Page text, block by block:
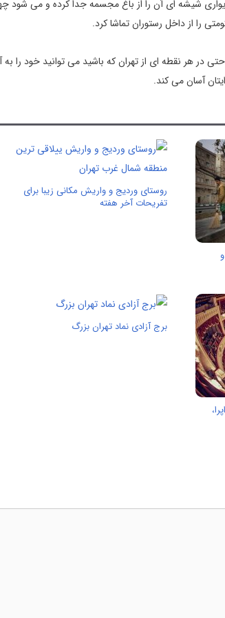
شیشه‌ ای آن را از باغ مجسمه جدا کرده و می‌ شود
در هر نقطه ای از تهران که باشید می توانید خود را به
آسان می کند.
روستای وردیج و واریش مکانی زیبا برای
تفریحات آخر هفته
برج آزادی نماد تهران بزرگ